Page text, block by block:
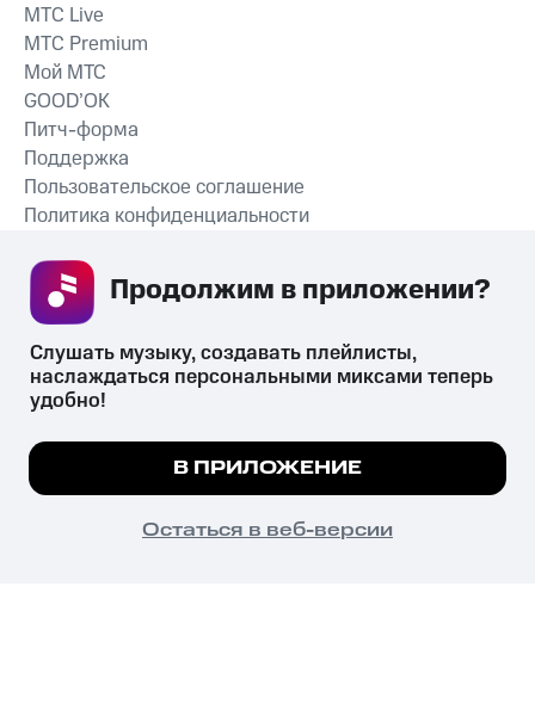
СКАЧАТЬ ПРИЛОЖЕНИЕ
MTС Live
MTС Premium
Мой МТС
GOOD’OK
Питч-форма
Поддержка
Пользовательское соглашение
Политика конфиденциальности
психотропных веществ, их аналогов причиняет вред здоровью,
их незаконный оборот запрещён и влечёт установленную
законодательством ответственность.
© 2026 ООО «КИОН».
Все права защищены
Мы используем куки, чтобы на сайте все
Подробнее
ПОНЯТНО
Слушать музыку, создавать плейлисты,
наслаждаться персональными миксами теперь
удобно!
В ПРИЛОЖЕНИЕ
Остаться в веб-версии